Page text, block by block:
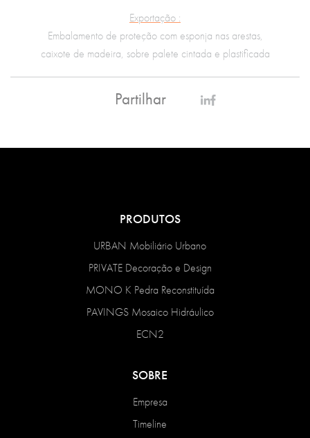
Exportação :
Embalamento de proteção com esponja nas arestas,
caixote de madeira, sobre palete cintada e plastificada
Partilhar
PRODUTOS
URBAN Mobiliário Urbano
PRIVATE Decoração e Design
MONO K Pedra Reconstituída
PAVINGS Mosaico Hidráulico
ECN2
SOBRE
Empresa
Timeline